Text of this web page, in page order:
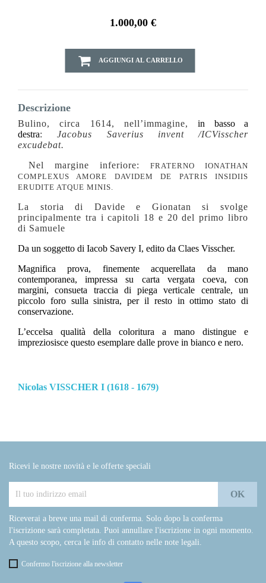
1.000,00 €
AGGIUNGI AL CARRELLO
Descrizione
Bulino, circa 1614, nell’immagine,
in basso a
destra:Jacobus Saverius invent/ICVisscher
excudebat.
Nel margine inferiore: FRATERNO IONATHAN
COMPLEXUS AMORE DAVIDEM DE PATRIS INSIDIIS
ERUDITE ATQUE MINIS.
La storia di Davide e Gionatan si svolge
principalmente tra i capitoli 18 e 20 del primo libro
di Samuele
Da un soggetto di Iacob Savery I, edito da Claes Visscher.
Magnifica prova, finemente acquerellata da mano
contemporanea, impressa su carta vergata coeva, con
margini, consueta traccia di piega verticale centrale, un
piccolo foro sulla sinistra, per il resto in ottimo stato di
conservazione.
L’eccelsa qualità della coloritura a mano distingue e
impreziosisce questo esemplare dalle prove in bianco e nero.
Nicolas VISSCHER I (1618 - 1679)
Ricevi le nostre novità e le offerte speciali
Riceverai a breve una mail di conferma. Solo dopo la conferma
l'iscrizione sarà completata. Puoi annullare l'iscrizione in ogni momento.
A questo scopo, cerca le info di contatto nelle note legali.
Confermo l'iscrizione alla newsletter